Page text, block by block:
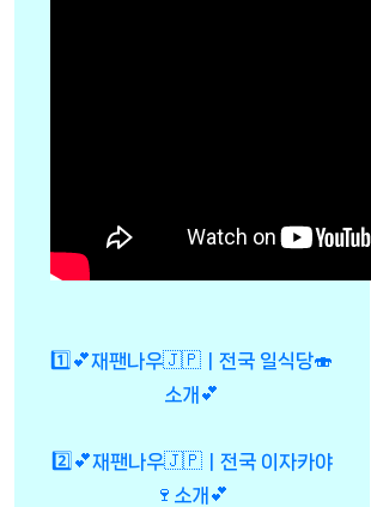
1️⃣💕재팬나우🇯🇵ㅣ전국 일식당🍣
소개💕
2️⃣💕재팬나우🇯🇵ㅣ전국 이자카야
🍷소개💕